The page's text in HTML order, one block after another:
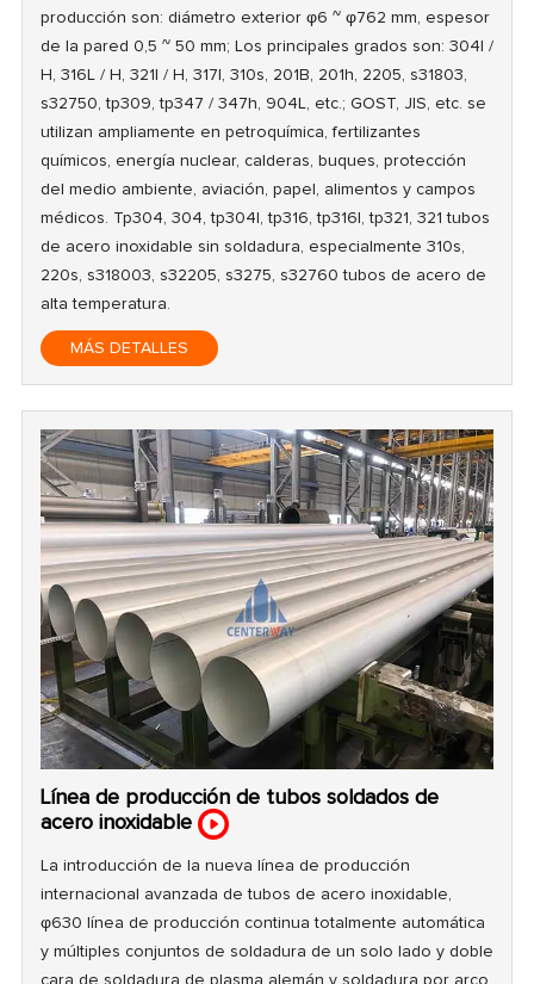
producción son: diámetro exterior φ6 ~ φ762 mm, espesor
de la pared 0,5 ~ 50 mm; Los principales grados son: 304l /
H, 316L / H, 321l / H, 317l, 310s, 201B, 201h, 2205, s31803,
s32750, tp309, tp347 / 347h, 904L, etc.; GOST, JIS, etc. se
utilizan ampliamente en petroquímica, fertilizantes
químicos, energía nuclear, calderas, buques, protección
del medio ambiente, aviación, papel, alimentos y campos
médicos. Tp304, 304, tp304l, tp316, tp316l, tp321, 321 tubos
de acero inoxidable sin soldadura, especialmente 310s,
220s, s318003, s32205, s3275, s32760 tubos de acero de
alta temperatura.
MÁS DETALLES
Línea de producción de tubos soldados de
acero inoxidable
La introducción de la nueva línea de producción
internacional avanzada de tubos de acero inoxidable,
φ630 línea de producción continua totalmente automática
y múltiples conjuntos de soldadura de un solo lado y doble
cara de soldadura de plasma alemán y soldadura por arco